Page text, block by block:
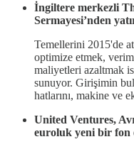
İngiltere merkezli
Sermayesi’nden
Temellerini 2015'de
optimize etmek,
maliyetleri azaltmak
sunuyor. Girişimin
hatlarını, makine ve
United Ventures,
euroluk yeni bir fon